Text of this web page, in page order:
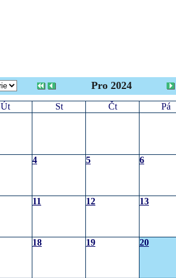
Pro 2024
Út St Čt Pá
4 5 6
11 12 13
18 19 20